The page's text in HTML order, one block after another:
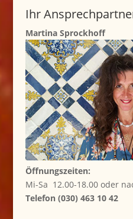
Ihr
Martina Sprockhoff
Öffnungszeiten:
Mi-Sa 12.00-18.00 oder
Telefon (030) 463 10 42